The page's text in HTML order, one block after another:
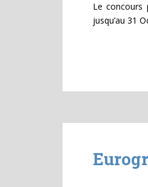
Le concours
jusqu’au 31